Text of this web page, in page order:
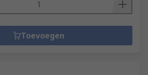
Toevoegen